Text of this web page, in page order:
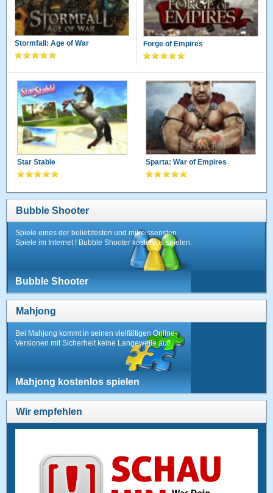
Stormfall: Age of War Forge of Empires
Star Stable Sparta: War of Empires
Bubble Shooter
Spiele eines der beliebtesten und mitreissensten
Spiele im Internet ! Bubble Shooter kostenlos spielen.
Bubble Shooter
Mahjong
Bei Mahjong kommt in seinen vielfältigen Online-
Versionen mit Sicherheit keine Langeweile auf!
Mahjong kostenlos spielen
Wir empfehlen